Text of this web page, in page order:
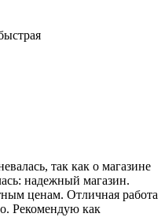
так как о магазине
надежный магазин.
ценам. Отличная работа
Рекомендую как